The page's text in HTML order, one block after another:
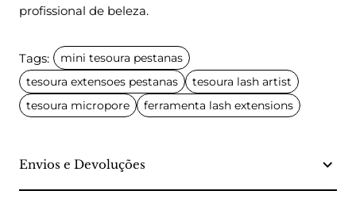
profissional de beleza.
Tags:
mini tesoura pestanas
tesoura extensoes pestanas
tesoura lash artist
tesoura micropore
ferramenta lash extensions
Envios e Devoluções